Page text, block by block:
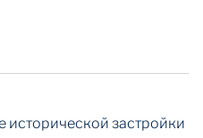
исторической застройки